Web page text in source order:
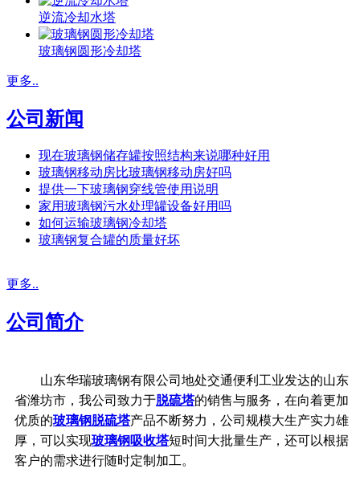
逆流冷却水塔
玻璃钢圆形冷却塔
更多..
公司新闻
现在玻璃钢储存罐按照结构来说哪种好用
玻璃钢移动房比玻璃钢移动房好吗
提供一下玻璃钢穿线管使用说明
家用玻璃钢污水处理罐设备好用吗
如何运输玻璃钢冷却塔
玻璃钢复合罐的质量好坏
更多..
公司简介
山东华瑞玻璃钢有限公司地处交通便利工业发达的山东
省潍坊市，我公司致力于脱硫塔的销售与服务，在向着更加
优质的玻璃钢脱硫塔产品不断努力，公司规模大生产实力雄
厚，可以实现玻璃钢吸收塔短时间大批量生产，还可以根据
客户的需求进行随时定制加工。